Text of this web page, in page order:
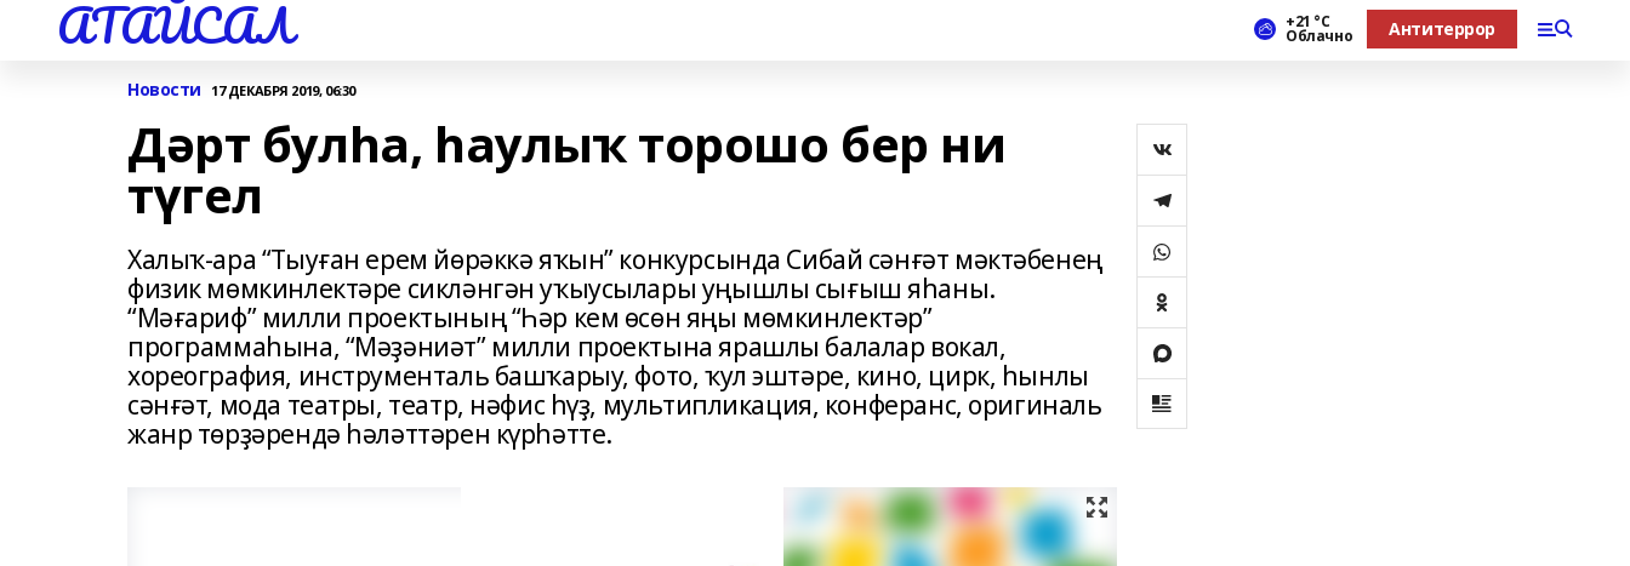
АТАЙСАЛ +21 °С
Облачно Антитеррор
Новости 17 ДЕКАБРЯ 2019, 06:30
Дәрт булһа, һаулыҡ торошо бер ни
түгел
Халыҡ-ара “Тыуған ерем йөрәккә яҡын” конкурсында Сибай сәнғәт мәктәбенең
физик мөмкинлектәре сикләнгән уҡыусылары уңышлы сығыш яһаны.
“Мәғариф” милли проектының “Һәр кем өсөн яңы мөмкинлектәр”
программаһына, “Мәҙәниәт” милли проектына ярашлы балалар вокал,
хореография, инструменталь башҡарыу, фото, ҡул эштәре, кино, цирк, һынлы
сәнғәт, мода театры, театр, нәфис һүҙ, мультипликация, конферанс, оригиналь
жанр төрҙәрендә һәләттәрен күрһәтте.